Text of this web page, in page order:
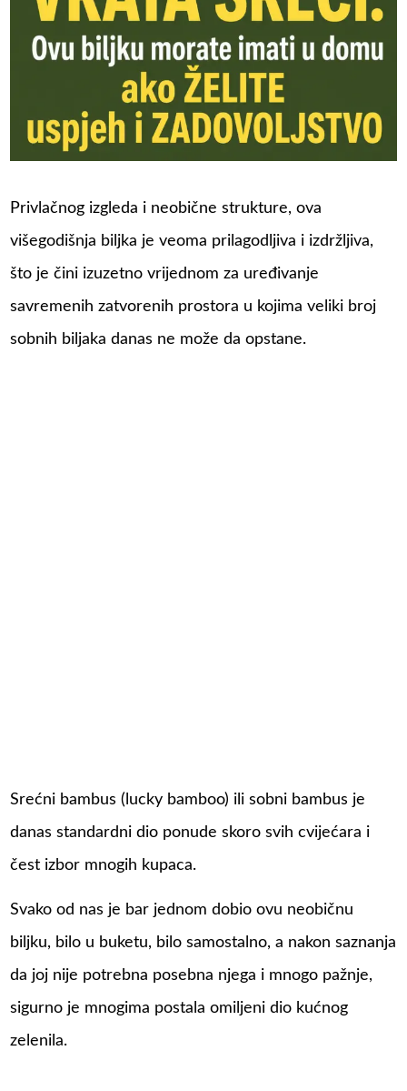
Privlačnog izgleda i neobične strukture, ova
višegodišnja biljka je veoma prilagodljiva i izdržljiva,
što je čini izuzetno vrijednom za uređivanje
savremenih zatvorenih prostora u kojima veliki broj
sobnih biljaka danas ne može da opstane.
Srećni bambus (lucky bamboo) ili sobni bambus je
danas standardni dio ponude skoro svih cvijećara i
čest izbor mnogih kupaca.
Svako od nas je bar jednom dobio ovu neobičnu
biljku, bilo u buketu, bilo samostalno, a nakon saznanja
da joj nije potrebna posebna njega i mnogo pažnje,
sigurno je mnogima postala omiljeni dio kućnog
zelenila.